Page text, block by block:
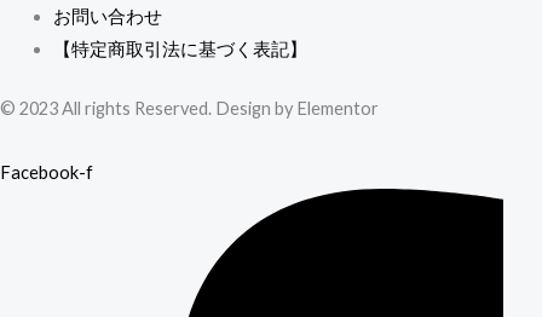
お問い合わせ
【特定商取引法に基づく表記】
© 2023 All rights Reserved. Design by Elementor
Facebook-f